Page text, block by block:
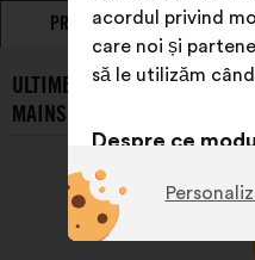
PROPUNERI POZIȚII
ULTIMELE PROPUNERI
MAINS:
acordul privind
care noi și
să le utilizăm
Despre ce
vorba?